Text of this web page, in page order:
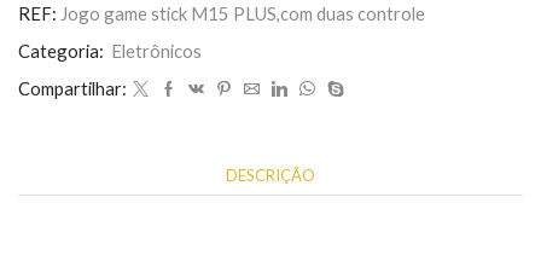
PLUS,com
duas
controle
REF: Jogo game stick M15 PLUS,com duas controle
Categoria: Eletrônicos
Compartilhar:
DESCRIÇÃO